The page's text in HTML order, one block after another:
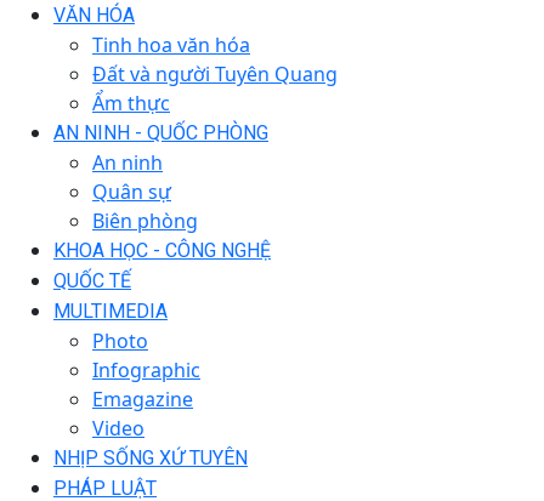
VĂN HÓA
Tinh hoa văn hóa
Đất và người Tuyên Quang
Ẩm thực
AN NINH - QUỐC PHÒNG
An ninh
Quân sự
Biên phòng
KHOA HỌC - CÔNG NGHỆ
QUỐC TẾ
MULTIMEDIA
Photo
Infographic
Emagazine
Video
NHỊP SỐNG XỨ TUYÊN
PHÁP LUẬT